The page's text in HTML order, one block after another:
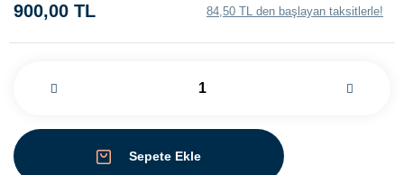
900,00 TL 84,50 TL den başlayan taksitlerle!
Sepete Ekle